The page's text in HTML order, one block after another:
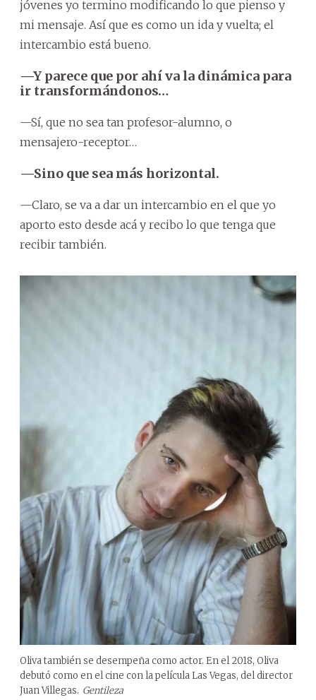
jóvenes yo termino modificando lo que pienso y
mi mensaje. Así que es como un ida y vuelta; el
intercambio está bueno.
—Y parece que por ahí va la dinámica para
ir transformándonos…
—Sí, que no sea tan profesor-alumno, o
mensajero-receptor…
—Sino que sea más horizontal.
—Claro, se va a dar un intercambio en el que yo
aporto esto desde acá y recibo lo que tenga que
recibir también.
Oliva también se desempeña como actor. En el 2018, Oliva
debutó como en el cine con la película Las Vegas, del director
Juan Villegas. Gentileza